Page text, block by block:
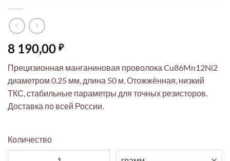
8 190,00 ₽
Прецизионная манганиновая проволока Cu86Mn12Ni2
диаметром 0.25 мм, длина 50 м. Отожжённая, низкий
ТКС, стабильные параметры для точных резисторов.
Доставка по всей России.
Количество